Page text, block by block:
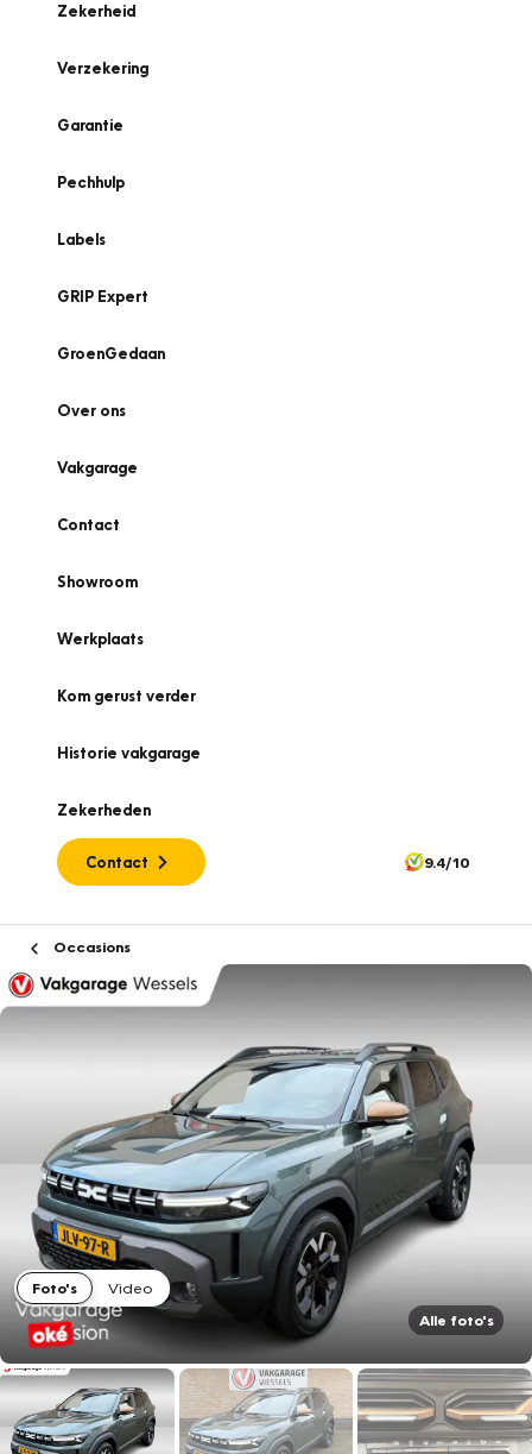
Zekerheid
Verzekering
Garantie
Pechhulp
Labels
GRIP Expert
GroenGedaan
Over ons
Vakgarage
Contact
Showroom
Werkplaats
Kom gerust verder
Historie vakgarage
Zekerheden
Contact 9.4/10
Occasions
Foto's
Video
Alle foto's